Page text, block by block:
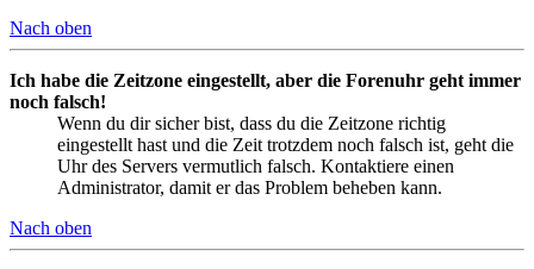
Nach oben
Ich habe die Zeitzone eingestellt, aber die Forenuhr geht immer
noch falsch!
Wenn du dir sicher bist, dass du die Zeitzone richtig
eingestellt hast und die Zeit trotzdem noch falsch ist, geht die
Uhr des Servers vermutlich falsch. Kontaktiere einen
Administrator, damit er das Problem beheben kann.
Nach oben